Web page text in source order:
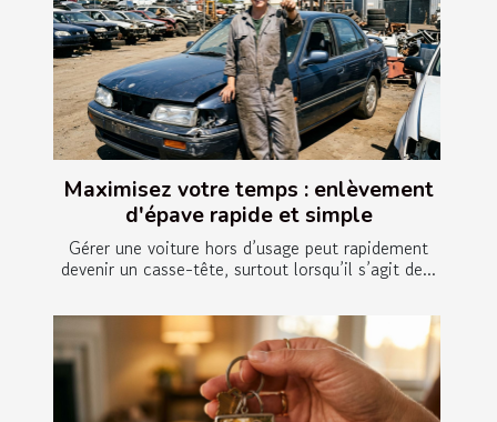
Maximisez votre temps : enlèvement
d'épave rapide et simple
Gérer une voiture hors d’usage peut rapidement
devenir un casse-tête, surtout lorsqu’il s’agit de...